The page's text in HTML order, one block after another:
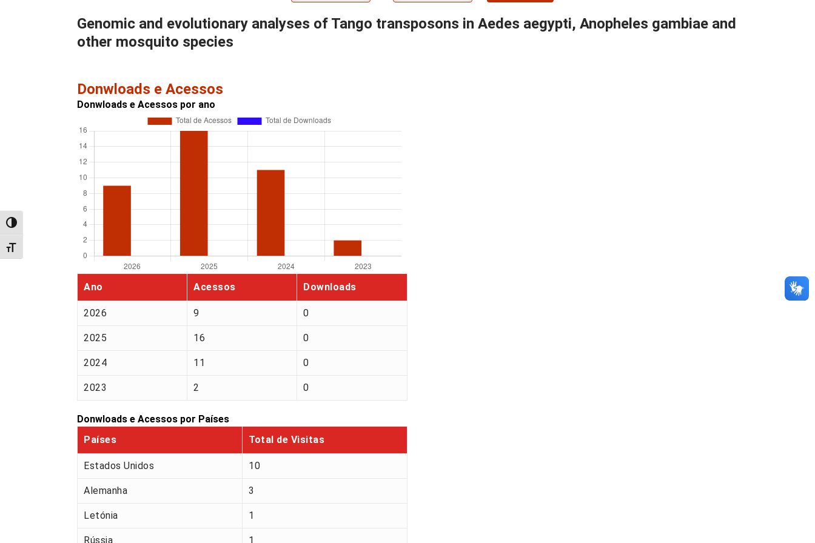
Alternar alto contraste
Alternar tamanho da fonte
Genomic and evolutionary analyses of Tango transposons in Aedes aegypti, Anopheles gambiae and
other mosquito species
Donwloads e Acessos
Donwloads e Acessos por ano
Ano Acessos Downloads
2026 9 0
2025 16 0
2024 11 0
2023 2 0
Donwloads e Acessos por Países
Países
Total de Visitas
Estados Unidos 10
Alemanha 3
Letónia 1
Rússia 1